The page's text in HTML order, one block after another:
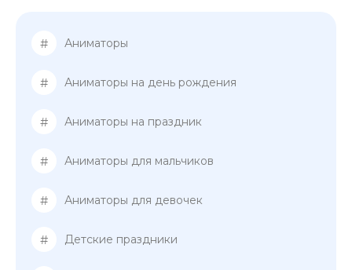
# Аниматоры
# Аниматоры на день рождения
# Аниматоры на праздник
# Аниматоры для мальчиков
# Аниматоры для девочек
# Детские праздники